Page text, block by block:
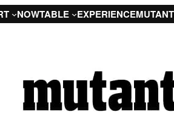
NOWTABLE EXPERIENCE